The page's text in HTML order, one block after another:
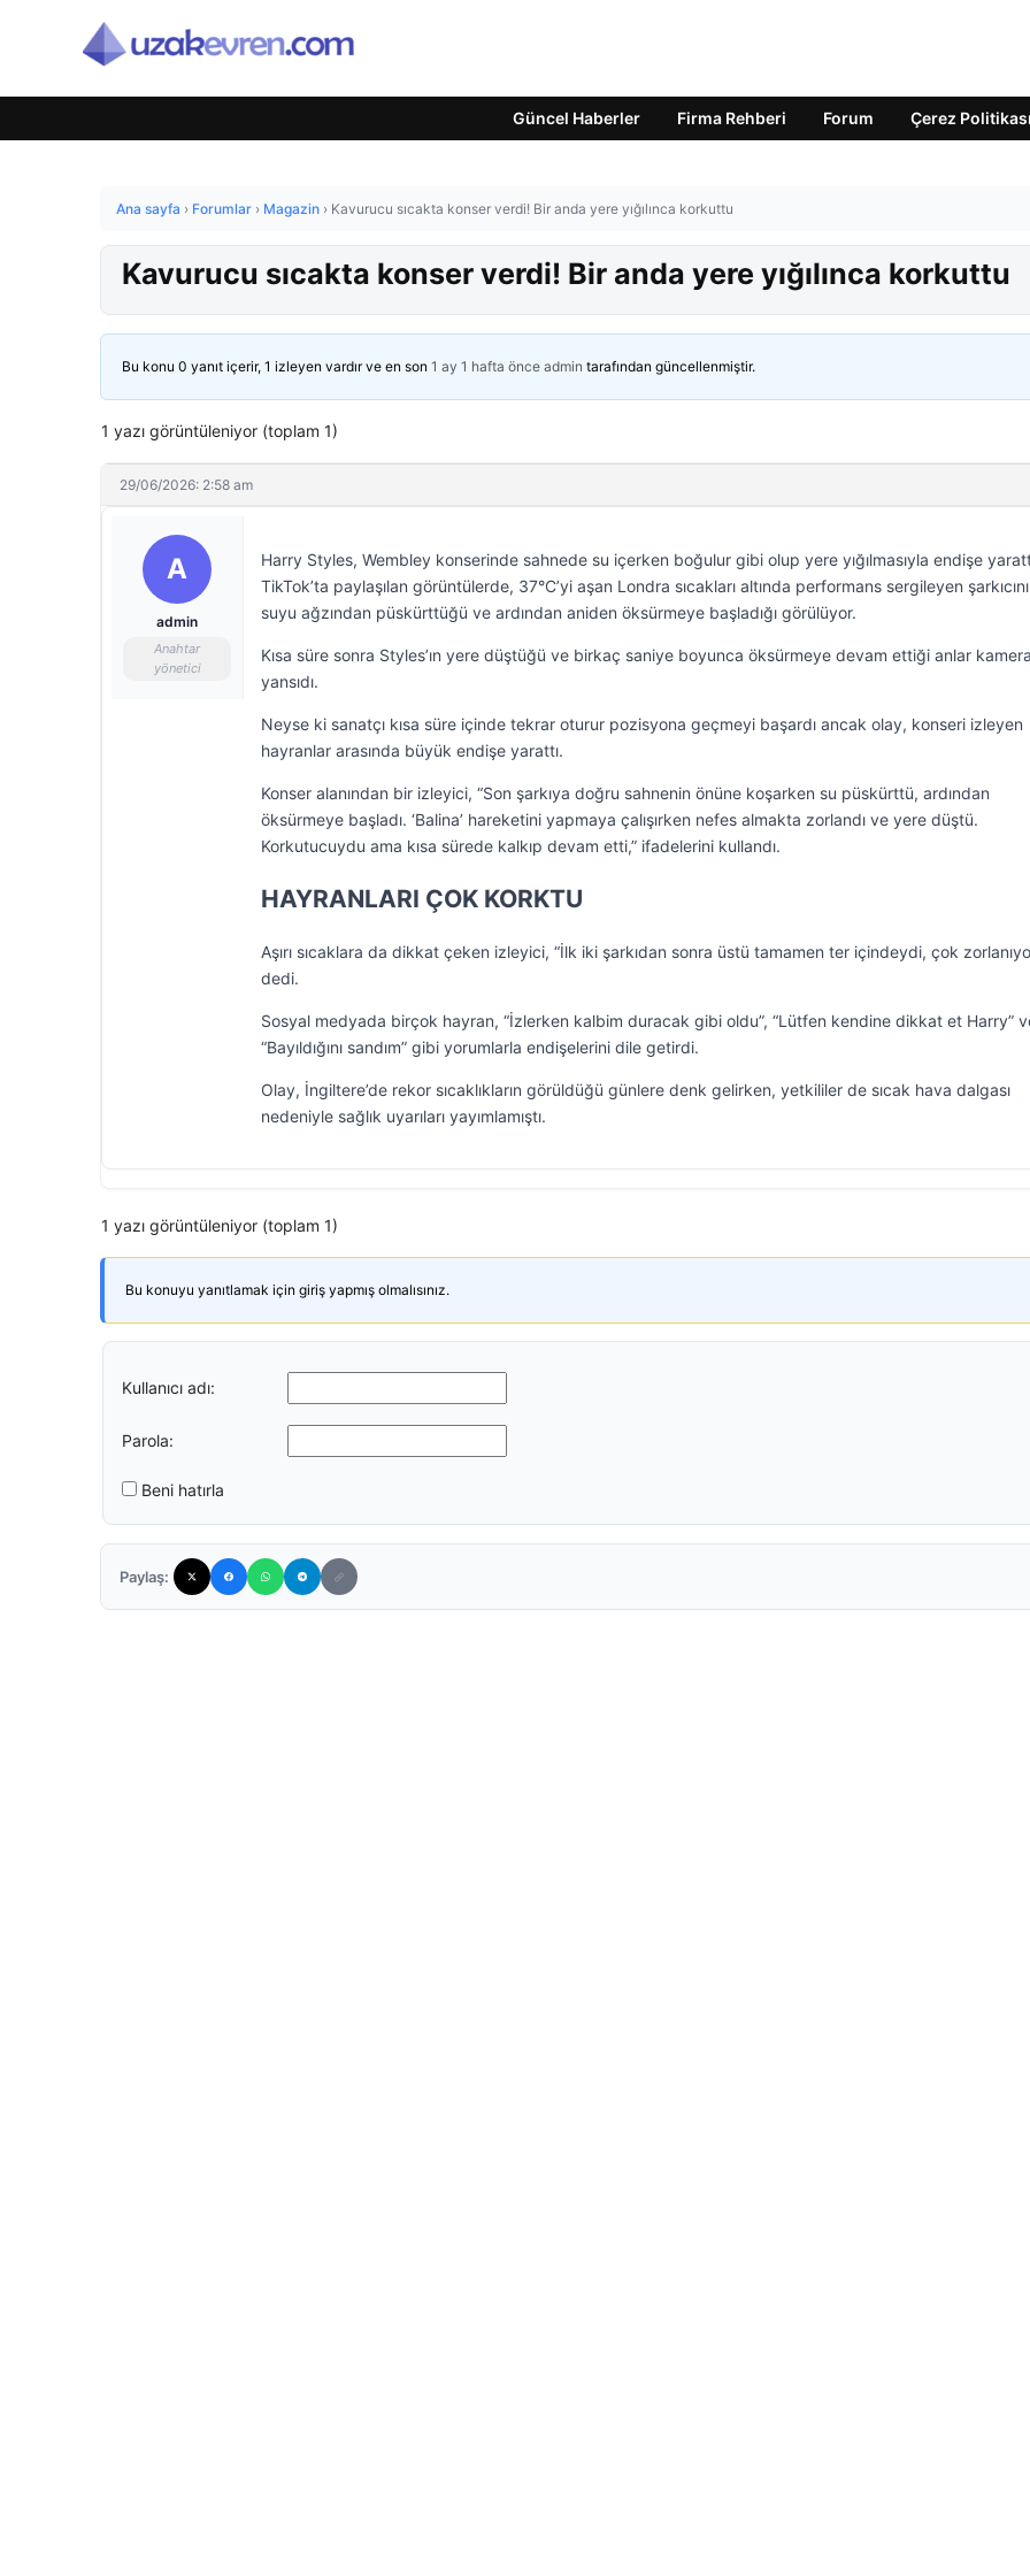
Güncel Haberler Firma Rehberi Forum Çerez Politikası
Ana sayfa › Forumlar › Magazin › Kavurucu sıcakta konser verdi! Bir anda yere yığılınca korkuttu
Kavurucu sıcakta konser verdi! Bir anda yere yığılınca korkuttu
Bu konu 0 yanıt içerir, 1 izleyen vardır ve en son 1 ay 1 hafta önce admin tarafından güncellenmiştir.
1 yazı görüntüleniyor (toplam 1)
29/06/2026: 2:58 am
A
admin
Anahtar
yönetici
Harry Styles, Wembley konserinde sahnede su içerken boğulur gibi olup yere yığılmasıyla endişe
TikTok’ta paylaşılan görüntülerde, 37°C’yi aşan Londra sıcakları altında performans sergileyen
suyu ağzından püskürttüğü ve ardından aniden öksürmeye başladığı görülüyor.
Kısa süre sonra Styles’ın yere düştüğü ve birkaç saniye boyunca öksürmeye devam ettiği anlar
yansıdı.
Neyse ki sanatçı kısa süre içinde tekrar oturur pozisyona geçmeyi başardı ancak olay, konseri izleyen
hayranlar arasında büyük endişe yarattı.
Konser alanından bir izleyici, “Son şarkıya doğru sahnenin önüne koşarken su püskürttü, ardından
öksürmeye başladı. ‘Balina’ hareketini yapmaya çalışırken nefes almakta zorlandı ve yere düştü.
Korkutucuydu ama kısa sürede kalkıp devam etti,” ifadelerini kullandı.
HAYRANLARI ÇOK KORKTU
Aşırı sıcaklara da dikkat çeken izleyici, “İlk iki şarkıdan sonra üstü tamamen ter içindeydi, çok
dedi.
Sosyal medyada birçok hayran, “İzlerken kalbim duracak gibi oldu”, “Lütfen kendine dikkat et Harry”
“Bayıldığını sandım” gibi yorumlarla endişelerini dile getirdi.
Olay, İngiltere’de rekor sıcaklıkların görüldüğü günlere denk gelirken, yetkililer de sıcak hava dalgası
nedeniyle sağlık uyarıları yayımlamıştı.
1 yazı görüntüleniyor (toplam 1)
Bu konuyu yanıtlamak için giriş yapmış olmalısınız.
Kullanıcı adı:
Parola:
Beni hatırla
Paylaş: